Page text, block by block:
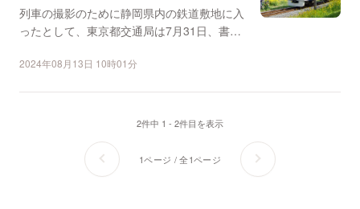
列車の撮影のために静岡県内の鉄道敷地に入
ったとして、東京都交通局は7月31日、書類
2024年08月13日 10時01分
2件中 1 - 2件目を表示
1ページ / 全1ページ